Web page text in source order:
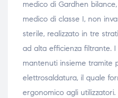
medico di Gardhen
medico di classe I, non
sterile, realizzato in tre
ad alta efficienza filtrante.
mantenuti insieme tramite
elettrosaldatura, il quale
ergonomico agli